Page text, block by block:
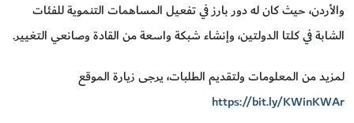
والأردن، حيث كان له دور بارز في تفعيل المساهمات التنموية للفئات
الشابة في كلتا الدولتين، وإنشاء شبكة واسعة من القادة وصانعي التغيير.
لمزيد من المعلومات ولتقديم الطلبات، يرجى زيارة الموقع
https://bit.ly/KWinKWAr